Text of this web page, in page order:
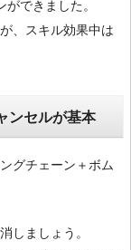
できました。
、スキル効果中は
ンセルが基本
グチェーン＋ボム
しましょう。